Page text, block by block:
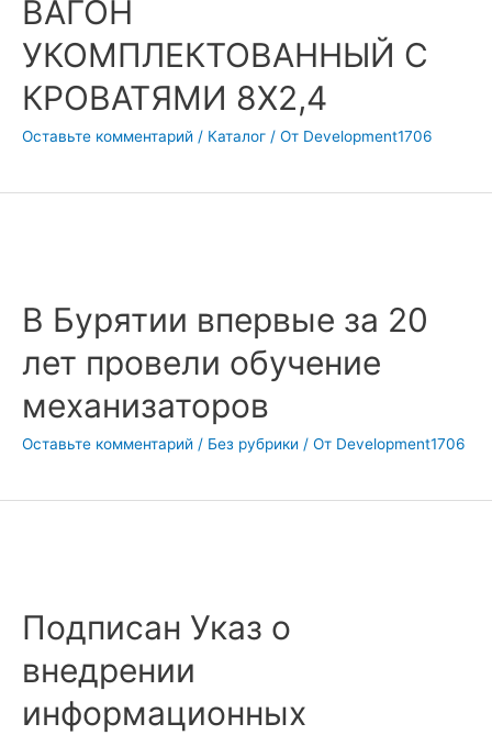
ВАГОН
УКОМПЛЕКТОВАННЫЙ С
КРОВАТЯМИ 8Х2,4
Оставьте комментарий / Каталог / От Development1706
В Бурятии впервые за 20
лет провели обучение
механизаторов
Оставьте комментарий / Без рубрики / От Development1706
Подписан Указ о
внедрении
информационных